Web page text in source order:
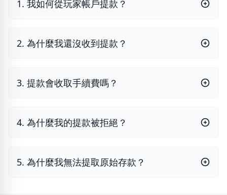
1. 我如何從玩家帳戶提款？
2. 為什麼我還沒收到提款？
3. 提款會收取手續費嗎？
4. 為什麼我的提款被拒絕？
5. 為什麼我無法提取原始存款？